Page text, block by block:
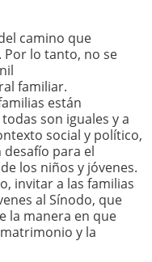
camino que
lo tanto, no se
familiar.
están
son iguales y a
social y político,
para el
los niños y jóvenes.
invitar a las familias
al Sínodo, que
la manera en que
y la